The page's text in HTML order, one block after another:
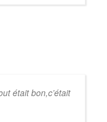
était bon,c’était